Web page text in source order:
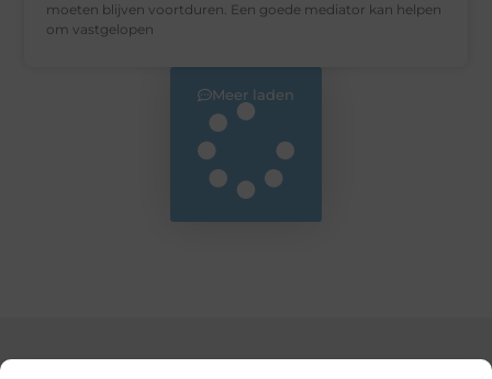
moeten blijven voortduren. Een goede mediator kan helpen
om vastgelopen
Meer laden